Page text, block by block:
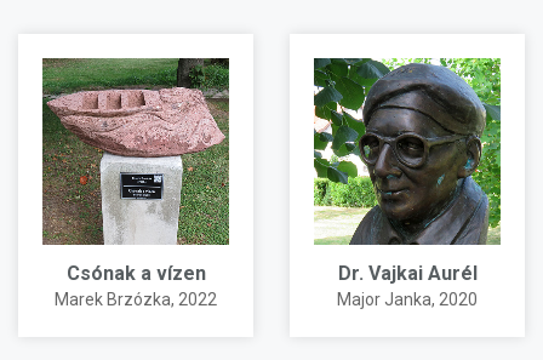
Csónak a vízen
Marek Brzózka, 2022
Dr. Vajkai Aurél
Major Janka, 2020